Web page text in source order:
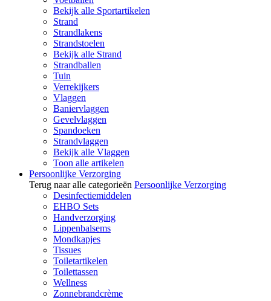
Bekijk alle Sportartikelen
Strand
Strandlakens
Strandstoelen
Bekijk alle Strand
Strandballen
Tuin
Verrekijkers
Vlaggen
Baniervlaggen
Gevelvlaggen
Spandoeken
Strandvlaggen
Bekijk alle Vlaggen
Toon alle artikelen
Persoonlijke Verzorging
Terug naar alle categorieën Persoonlijke Verzorging
Desinfectiemiddelen
EHBO Sets
Handverzorging
Lippenbalsems
Mondkapjes
Tissues
Toiletartikelen
Toilettassen
Wellness
Zonnebrandcrème